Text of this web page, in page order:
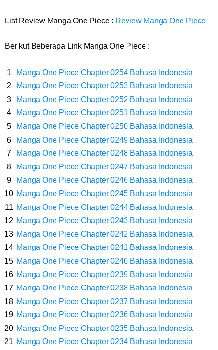
Caranya Disini
7 Fakta Elbaph One Piece, Menjadi Tempat Yang Sangat Ingin
Dikunjungi Usopp
7 Fakta Ivankov One Piece, Orang Yang Mampu Menipu Sensor
Wanita Milik Sanji
7 Klub Pertama Yang Menjuarai Liga Champions, Apa Klub Jagoan
Kamu Termasuk
Arti Bendera Palau, Negara Kepulauan Yang Berada Di Kawasan
Pasifik Barat
Cara Membuat Linktree Instagram, Sangat Mudah Untuk Kamu
Lakukan Sendiri
7 Fakta Gaban One Piece, Orang Yang Telah Memberikan Kunci Borgol
List Review Manga One Piece : Review Manga One Piece
Berikut Beberapa Link Manga One Piece :
Manga One Piece Chapter 0254 Bahasa Indonesia
Manga One Piece Chapter 0253 Bahasa Indonesia
Manga One Piece Chapter 0252 Bahasa Indonesia
Manga One Piece Chapter 0251 Bahasa Indonesia
Manga One Piece Chapter 0250 Bahasa Indonesia
Manga One Piece Chapter 0249 Bahasa Indonesia
Manga One Piece Chapter 0248 Bahasa Indonesia
Manga One Piece Chapter 0247 Bahasa Indonesia
Manga One Piece Chapter 0246 Bahasa Indonesia
Manga One Piece Chapter 0245 Bahasa Indonesia
Manga One Piece Chapter 0244 Bahasa Indonesia
Manga One Piece Chapter 0243 Bahasa Indonesia
Manga One Piece Chapter 0242 Bahasa Indonesia
Manga One Piece Chapter 0241 Bahasa Indonesia
Manga One Piece Chapter 0240 Bahasa Indonesia
Manga One Piece Chapter 0239 Bahasa Indonesia
Manga One Piece Chapter 0238 Bahasa Indonesia
Manga One Piece Chapter 0237 Bahasa Indonesia
Manga One Piece Chapter 0236 Bahasa Indonesia
Manga One Piece Chapter 0235 Bahasa Indonesia
Manga One Piece Chapter 0234 Bahasa Indonesia